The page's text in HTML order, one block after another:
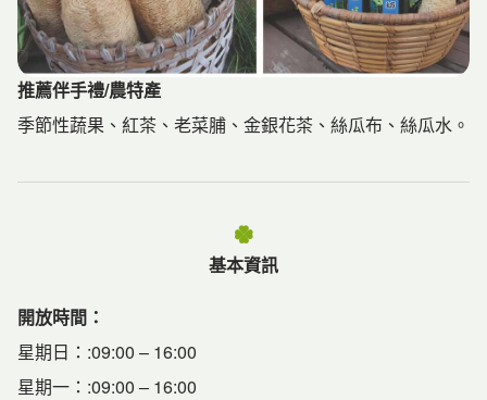
推薦伴手禮/農特產
推薦伴手禮/農特產
季節性蔬果、紅茶、老菜脯、金銀花茶、絲瓜布、絲瓜水。
基本資訊
開放時間 ：
星期日：:09:00 – 16:00
星期一：:09:00 – 16:00